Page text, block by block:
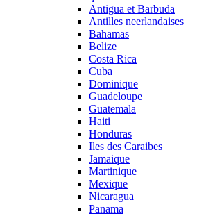
Antigua et Barbuda
Antilles neerlandaises
Bahamas
Belize
Costa Rica
Cuba
Dominique
Guadeloupe
Guatemala
Haiti
Honduras
Iles des Caraibes
Jamaique
Martinique
Mexique
Nicaragua
Panama